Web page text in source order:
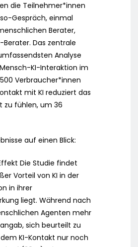
die Teilnehmer*innen
Gespräch, einmal
Berater,
Das zentrale
Analyse
KI-Interaktion im
Verbraucher*innen
mit KI reduziert das
zu fühlen, um 36
auf einen Blick:
Die Studie findet
Vorteil von KI in der
in ihrer
liegt. Während nach
Agenten mehr
sich beurteilt zu
KI-Kontakt nur noch